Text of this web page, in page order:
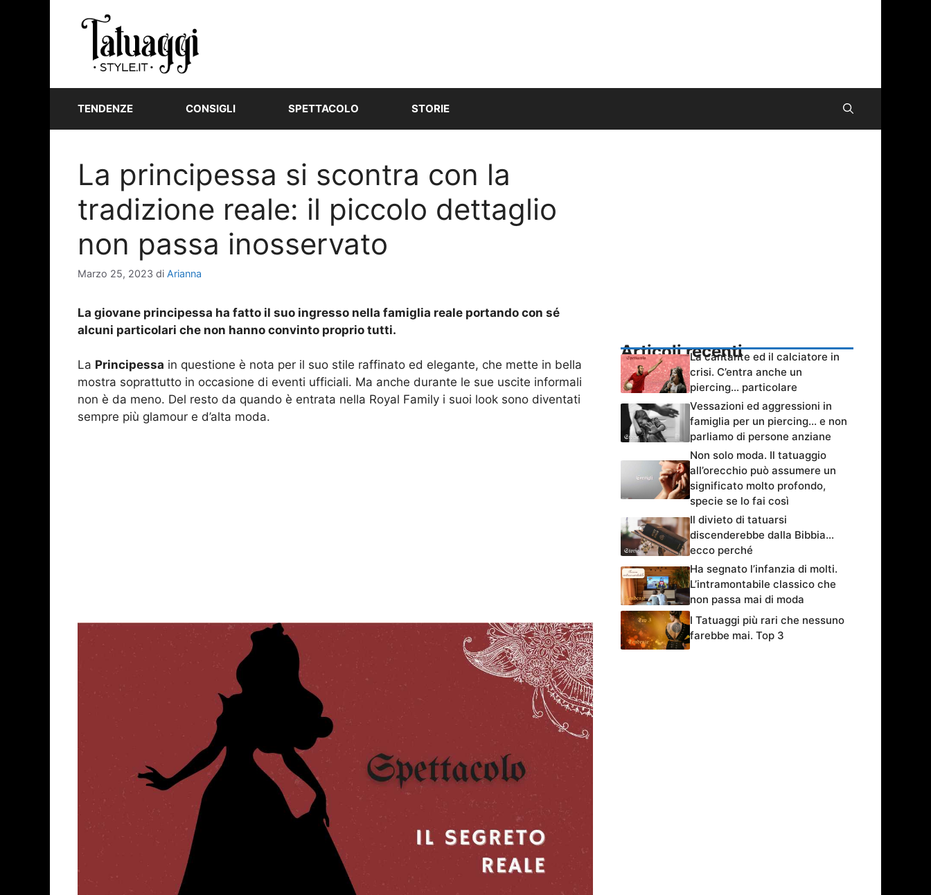
TENDENZE CONSIGLI SPETTACOLO STORIE
La principessa si scontra con la
tradizione reale: il piccolo dettaglio
non passa inosservato
Marzo 25, 2023 di Arianna
La giovane principessa ha fatto il suo ingresso nella famiglia reale portando con sé
alcuni particolari che non hanno convinto proprio tutti.
La Principessa in questione è nota per il suo stile raffinato ed elegante, che mette in bella
mostra soprattutto in occasione di eventi ufficiali. Ma anche durante le sue uscite informali
non è da meno. Del resto da quando è entrata nella Royal Family i suoi look sono diventati
sempre più glamour e d’alta moda.
Articoli recentiLa cantante ed il calciatore in
crisi. C’entra anche un
piercing… particolare
Vessazioni ed aggressioni in
famiglia per un piercing… e non
parliamo di persone anziane
Non solo moda. Il tatuaggio
all’orecchio può assumere un
significato molto profondo,
specie se lo fai così
Il divieto di tatuarsi
discenderebbe dalla Bibbia…
ecco perché
Ha segnato l’infanzia di molti.
L’intramontabile classico che
non passa mai di moda
I Tatuaggi più rari che nessuno
farebbe mai. Top 3